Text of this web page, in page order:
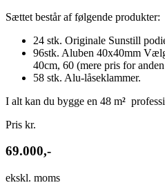
Sættet består af følgende produkter:
24 stk. Originale Sunstill
96stk. Aluben 40x40mm
40cm, 60 (mere pris for
58 stk. Alu-låseklammer.
I alt kan du bygge en 48 m²
Pris kr.
69.000,-
ekskl. moms